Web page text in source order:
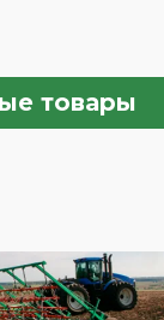
товары